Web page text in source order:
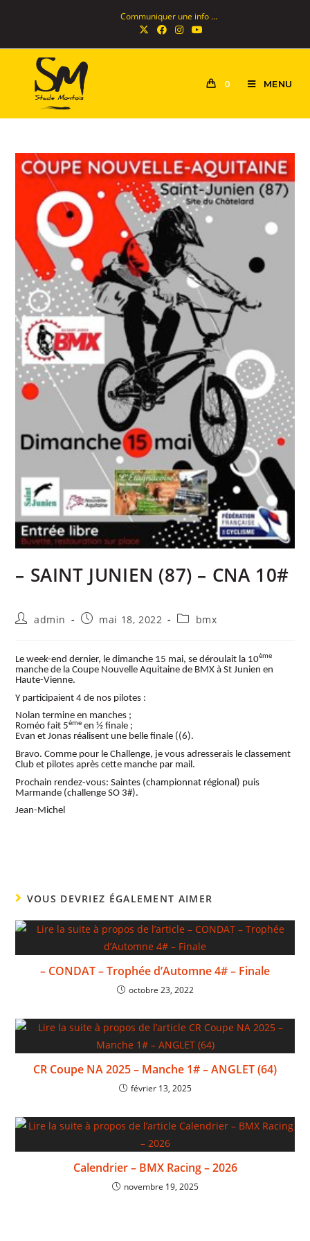
Communiquer une info ...
0 MENU
– SAINT JUNIEN (87) – CNA 10#
admin mai 18, 2022 bmx
Le week-end dernier, le dimanche 15 mai, se déroulait la 10ème
manche de la Coupe Nouvelle Aquitaine de BMX à St Junien en
Haute-Vienne.
Y participaient 4 de nos pilotes :
Nolan termine en manches ;
Roméo fait 5ème en ½ finale ;
Evan et Jonas réalisent une belle finale ((6).
Bravo. Comme pour le Challenge, je vous adresserais le classement
Club et pilotes après cette manche par mail.
Prochain rendez-vous: Saintes (championnat régional) puis
Marmande (challenge SO 3#).
Jean-Michel
VOUS DEVRIEZ ÉGALEMENT AIMER
– CONDAT – Trophée d’Automne 4# – Finale
octobre 23, 2022
CR Coupe NA 2025 – Manche 1# – ANGLET (64)
février 13, 2025
Calendrier – BMX Racing – 2026
novembre 19, 2025